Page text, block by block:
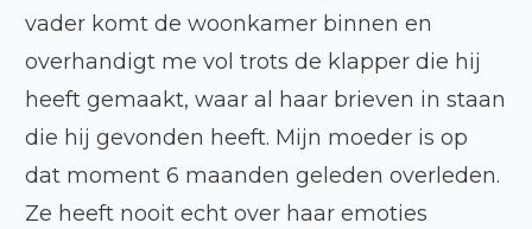
vader komt de woonkamer binnen en
overhandigt me vol trots de klapper die hij
heeft gemaakt, waar al haar brieven in staan
die hij gevonden heeft. Mijn moeder is op
dat moment 6 maanden geleden overleden.
Ze heeft nooit echt over haar emoties